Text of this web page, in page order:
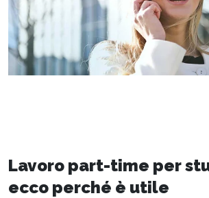
Lavoro part-time per
ecco perché è utile